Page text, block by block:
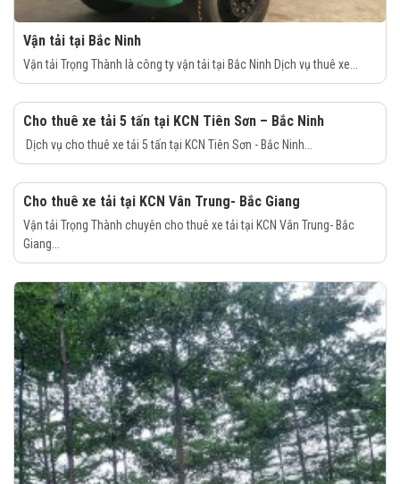
Vận tải tại Bắc Ninh
Vận tải Trọng Thành là công ty vận tải tại Bắc Ninh Dịch vụ thuê xe...
Cho thuê xe tải 5 tấn tại KCN Tiên Sơn – Bắc Ninh
Dịch vụ cho thuê xe tải 5 tấn tại KCN Tiên Sơn - Bắc Ninh...
Cho thuê xe tải tại KCN Vân Trung- Bắc Giang
Vận tải Trọng Thành chuyên cho thuê xe tải tại KCN Vân Trung- Bắc
Giang...